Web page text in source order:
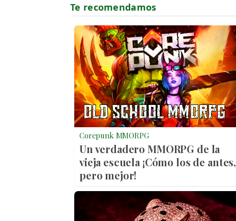
Corepunk MMORPG
Un verdadero MMORPG de la
vieja escuela ¡Cómo los de antes,
pero mejor!